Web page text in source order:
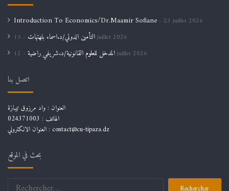
Introduction To Economics/Dr.Maamir Sofiane 23 juillet 2026
التأمين الدولي/د.اسماء بلهتهات15 juillet 2026
المدخل للعلوم القانونية/د.شريفي راضية12 juillet 2026
اتصل بنا
العنوان : واد مرزوق تيبازة
الهاتف : 024371003
العنوان الالكتروني : contact@cu-tipaza.dz
بحث في الموقع
Rechercher :